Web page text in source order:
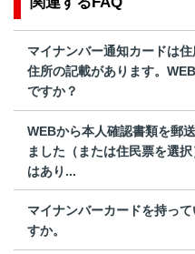
マイナンバー通知カードは
住所の記載があります。
ですか？
WEBから本人確認書類を郵
ました（または住民票を選
はあり...
マイナンバーカードを持っ
すか。